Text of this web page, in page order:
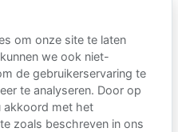
Is er een
dagtarief van
€50 voor
parkeren op
openbare
wegen in de
buurt van
om onze site te laten
we ook niet-
de gebruikerservaring te
te analyseren. Door op
akkoord met het
zoals beschreven in ons